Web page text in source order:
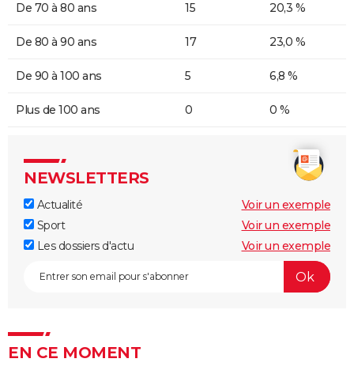
De 70 à 80 ans 15 20,3 %
De 80 à 90 ans 17 23,0 %
De 90 à 100 ans 5 6,8 %
Plus de 100 ans 0 0 %
NEWSLETTERS
Actualité
Voir un exemple
Sport
Voir un exemple
Les dossiers d'actu
Voir un exemple
EN CE MOMENT